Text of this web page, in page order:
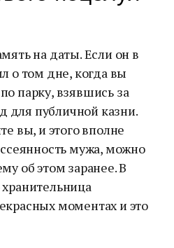
на даты. Если он в
о том дне, когда вы
парку, взявшись за
для публичной казни.
вы, и этого вполне
мужа, можно
об этом заранее. В
моментах и это